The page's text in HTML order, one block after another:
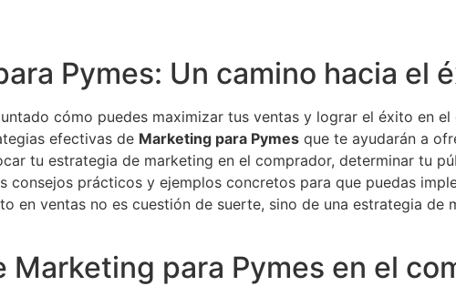
Pymes: Un camino hacia el
cómo puedes maximizar tus ventas y lograr el éxito en
efectivas de Marketing para Pymes que te ayudarán a
tu estrategia de marketing en el comprador, determinar tu
consejos prácticos y ejemplos concretos para que puedas
en ventas no es cuestión de suerte, sino de una estrategia de
para Pymes en el